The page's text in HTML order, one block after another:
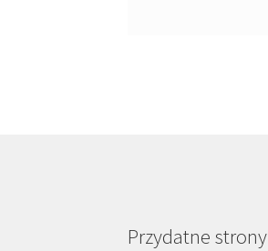
Przydatne strony